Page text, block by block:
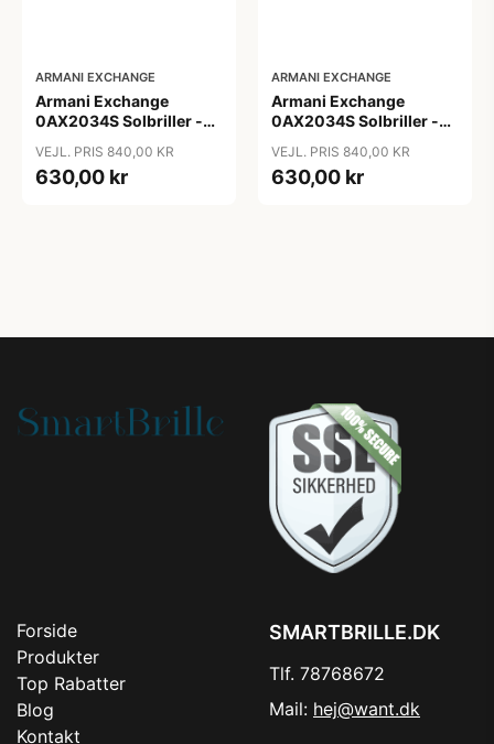
ARMANI EXCHANGE
Armani Exchange
0AX2034S Solbriller -
VEJL. PRIS 840,00 KR
630,00 kr
ARMANI EXCHANGE
Armani Exchange
0AX2034S Solbriller -
VEJL. PRIS 840,00 KR
630,00 kr
Forside
Produkter
Top Rabatter
Blog
Kontakt
SMARTBRILLE.DK
Tlf. 78768672
Mail: hej@want.dk